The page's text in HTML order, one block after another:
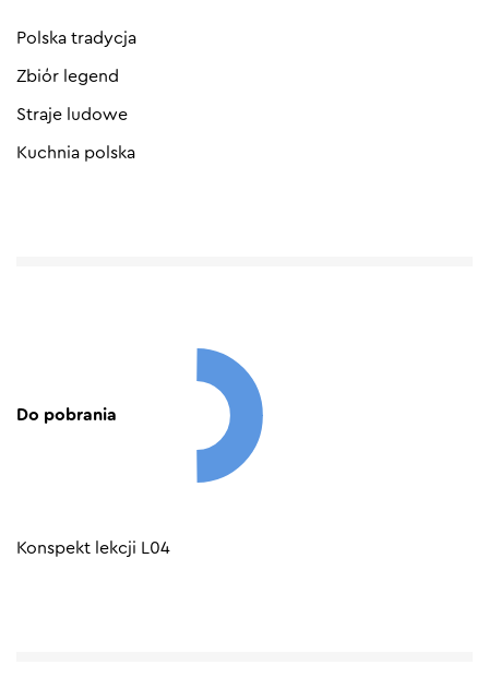
Polska tradycja
Zbiór legend
Straje ludowe
Kuchnia polska
Do pobrania
Konspekt lekcji L04